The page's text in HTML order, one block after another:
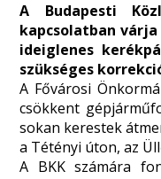
A Budapesti
kapcsolatban
ideiglenes
szükséges
A Fővárosi
csökkent
sokan kerestek
a Tétényi úton, az
A BKK számára